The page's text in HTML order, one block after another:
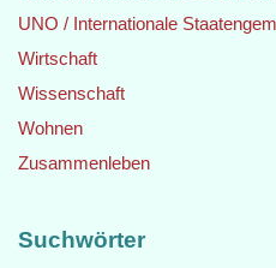
UNO / Internationale
Wirtschaft
Wissenschaft
Wohnen
Zusammenleben
Suchwörter